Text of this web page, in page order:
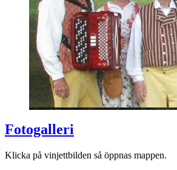
Fotogalleri
Klicka på vinjettbilden så öppnas mappen.